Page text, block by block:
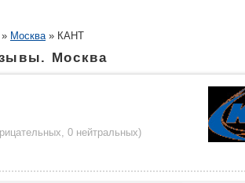
» Москва» КАНТ
Москва
, 0 нейтральных)